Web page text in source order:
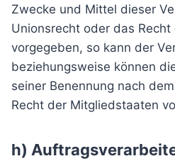
Zwecke und Mittel dieser
Unionsrecht oder das
vorgegeben, so kann der
beziehungsweise können
seiner Benennung nach
Recht der Mitgliedstaaten
h)